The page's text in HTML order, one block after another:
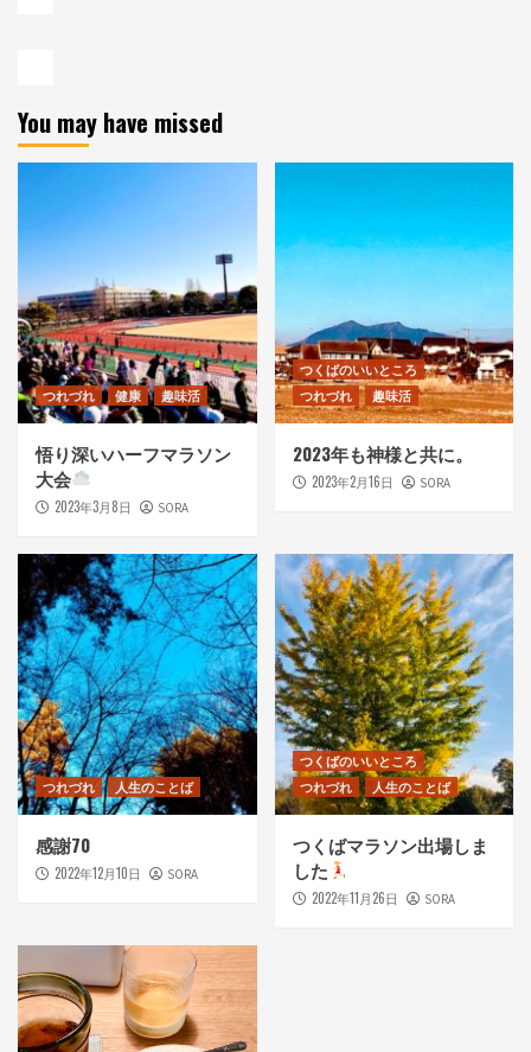
You may have missed
つれづれ 健康 趣味活
悟り深いハーフマラソン
大会
2023年3月8日 SORA
つくばのいいところ
つれづれ
趣味活
2023年も神様と共に。
2023年2月16日 SORA
つれづれ 人生のことば
感謝70
2022年12月10日 SORA
つくばのいいところ
つれづれ
人生のことば
つくばマラソン出場しま
した
2022年11月26日 SORA